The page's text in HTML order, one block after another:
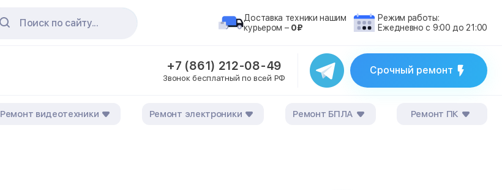
Поиск по сайту...
Доставка техники нашим
курьером – 0₽
Режим работы:
Ежедневно с 9:00 до 21:00
+7 (861) 212-08-49
Звонок бесплатный по всей РФ
Срочный ремонт
Ремонт видеотехники Ремонт электроники Ремонт БПЛА Ремонт ПК